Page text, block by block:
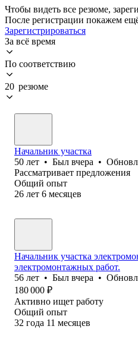
Чтобы видеть все резюме,
После регистрации покажем
Зарегистрироваться
За всё время
По соответствию
20 резюме
Начальник участка
50 лет • Был вчера •
Рассматривает предложения
Общий опыт
26 лет 6 месяцев
Начальник участка
электромонтажных работ.
56 лет • Был вчера •
180 000 ₽
Активно ищет работу
Общий опыт
32 года 11 месяцев